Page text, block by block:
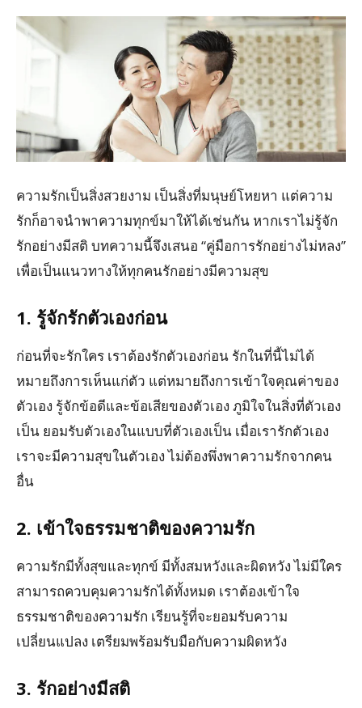
ความรักเป็นสิ่งสวยงาม เป็นสิ่งที่มนุษย์โหยหา แต่ความ
รักก็อาจนำพาความทุกข์มาให้ได้เช่นกัน หากเราไม่รู้จัก
รักอย่างมีสติ บทความนี้จึงเสนอ “คู่มือการรักอย่างไม่หลง”
เพื่อเป็นแนวทางให้ทุกคนรักอย่างมีความสุข
1. รู้จักรักตัวเองก่อน
ก่อนที่จะรักใคร เราต้องรักตัวเองก่อน รักในที่นี้ไม่ได้
หมายถึงการเห็นแก่ตัว แต่หมายถึงการเข้าใจคุณค่าของ
ตัวเอง รู้จักข้อดีและข้อเสียของตัวเอง ภูมิใจในสิ่งที่ตัวเอง
เป็น ยอมรับตัวเองในแบบที่ตัวเองเป็น เมื่อเรารักตัวเอง
เราจะมีความสุขในตัวเอง ไม่ต้องพึ่งพาความรักจากคน
อื่น
2. เข้าใจธรรมชาติของความรัก
ความรักมีทั้งสุขและทุกข์ มีทั้งสมหวังและผิดหวัง ไม่มีใคร
สามารถควบคุมความรักได้ทั้งหมด เราต้องเข้าใจ
ธรรมชาติของความรัก เรียนรู้ที่จะยอมรับความ
เปลี่ยนแปลง เตรียมพร้อมรับมือกับความผิดหวัง
3. รักอย่างมีสติ